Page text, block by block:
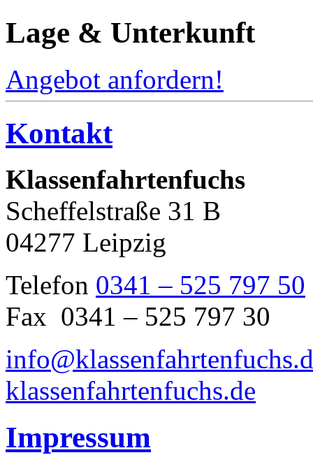
Lage & Unterkunft
Angebot anfordern!
Kontakt
Klassenfahrtenfuchs
Scheffelstraße 31 B
04277 Leipzig
Telefon 0341 – 525 797 50
Fax 0341 – 525 797 30
klassenfahrtenfuchs.de
Impressum